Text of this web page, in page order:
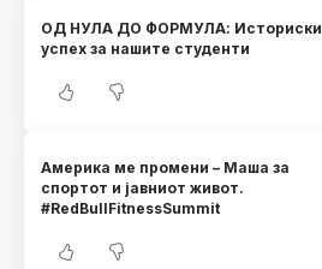
ОД НУЛА ДО ФОРМУЛА: Историски
успех за нашите студенти
Америка ме промени – Маша за
спортот и јавниот живот.
#RedBullFitnessSummit